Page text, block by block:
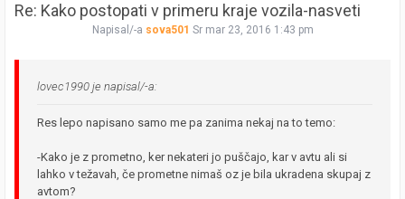
Re: Kako postopati v primeru kraje vozila-nasveti
Napisal/-a sova501 Sr mar 23, 2016 1:43 pm
lovec1990 je napisal/-a:
Res lepo napisano samo me pa zanima nekaj na to temo:
-Kako je z prometno, ker nekateri jo puščajo, kar v avtu ali si
lahko v težavah, če prometne nimaš oz je bila ukradena skupaj z
avtom?